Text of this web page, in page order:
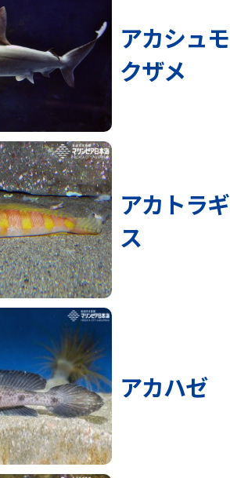
アカシュモ
クザメ
アカトラギ
ス
アカハゼ